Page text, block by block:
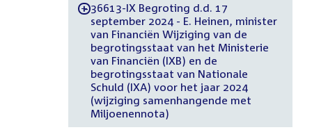
-36613-IX Begroting d.d. 17
september 2024 - E. Heinen, minister
van Financiën Wijziging van de
begrotingsstaat van het Ministerie
van Financiën (IXB) en de
begrotingsstaat van Nationale
Schuld (IXA) voor het jaar 2024
(wijziging samenhangende met
Miljoenennota)